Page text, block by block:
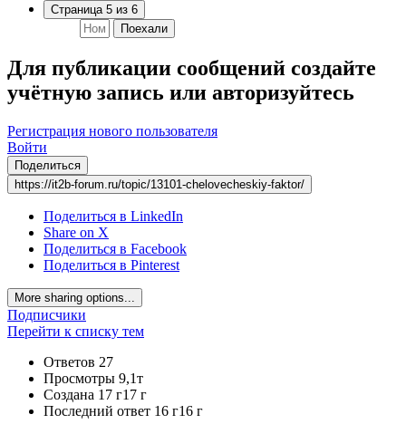
Страница 5 из 6
Поехали
Для публикации сообщений создайте
учётную запись или авторизуйтесь
Регистрация нового пользователя
Войти
Поделиться
https://it2b-forum.ru/topic/13101-chelovecheskiy-faktor/
Поделиться в LinkedIn
Share on X
Поделиться в Facebook
Поделиться в Pinterest
More sharing options...
Подписчики
Перейти к списку тем
Ответов 27
Просмотры 9,1т
Создана 17 г17 г
Последний ответ 16 г16 г